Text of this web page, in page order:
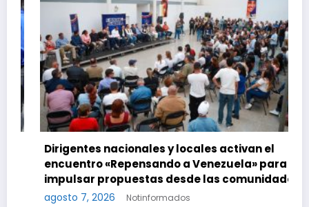
Dirigentes nacionales y locales activan el
encuentro «Repensando a Venezuela» para
impulsar propuestas desde las comunidades
agosto 7, 2026 Notinformados